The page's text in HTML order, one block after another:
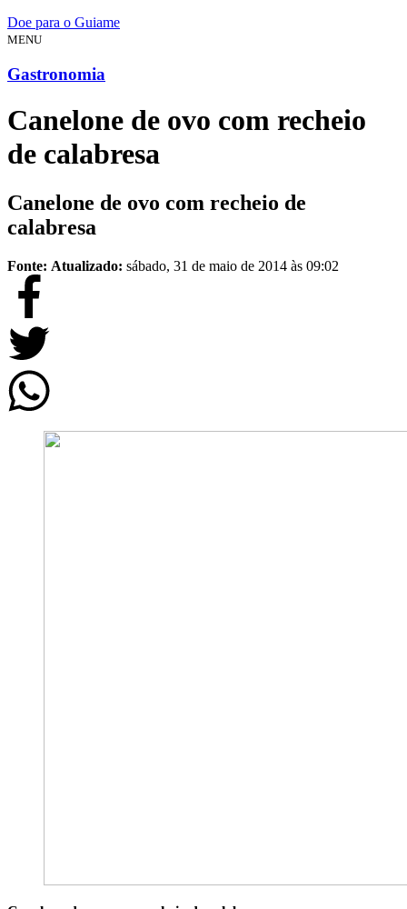
Doe para o Guiame
MENU
Gastronomia
Canelone de ovo com recheio
de calabresa
Canelone de ovo com recheio de
calabresa
Fonte: Atualizado: sábado, 31 de maio de 2014 às 09:02